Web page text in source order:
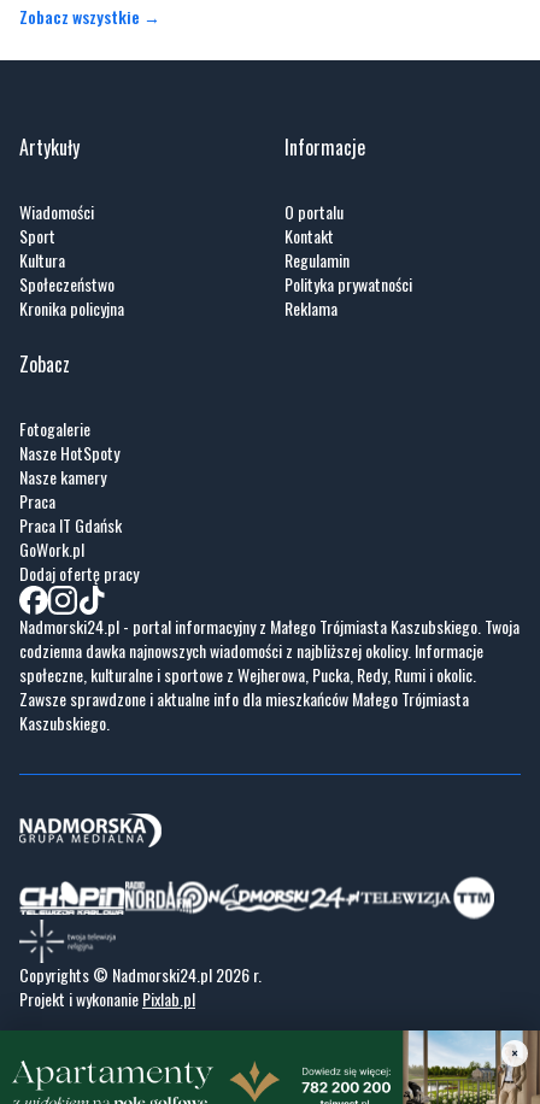
Zobacz wszystkie →
Artykuły
Wiadomości
Sport
Kultura
Społeczeństwo
Kronika policyjna
Informacje
O portalu
Kontakt
Regulamin
Polityka prywatności
Reklama
Zobacz
Fotogalerie
Nasze HotSpoty
Nasze kamery
Praca
Praca IT Gdańsk
GoWork.pl
Dodaj ofertę pracy
Nadmorski24.pl - portal informacyjny z Małego Trójmiasta Kaszubskiego. Twoja
codzienna dawka najnowszych wiadomości z najbliższej okolicy. Informacje
społeczne, kulturalne i sportowe z Wejherowa, Pucka, Redy, Rumi i okolic.
Zawsze sprawdzone i aktualne info dla mieszkańców Małego Trójmiasta
Kaszubskiego.
Copyrights © Nadmorski24.pl 2026 r.
Projekt i wykonaniePixlab.pl
×